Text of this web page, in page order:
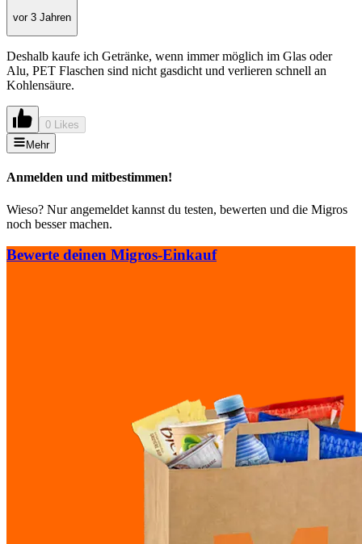
vor 3 Jahren
Deshalb kaufe ich Getränke, wenn immer möglich im Glas oder
Alu, PET Flaschen sind nicht gasdicht und verlieren schnell an
Kohlensäure.
0 Likes
Mehr
Anmelden und mitbestimmen!
Wieso? Nur angemeldet kannst du testen, bewerten und die Migros
noch besser machen.
Bewerte deinen Migros-Einkauf